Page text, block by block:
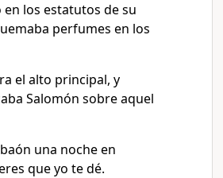
en los estatutos de su
perfumes en los
el alto principal, y
Salomón sobre aquel
una noche en
que yo te dé.